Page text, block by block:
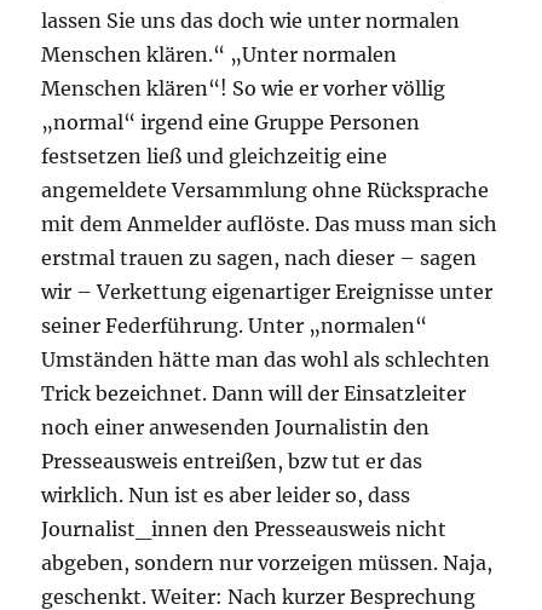
lassen Sie uns das doch wie unter normalen
Menschen klären.“ „Unter normalen
Menschen klären“! So wie er vorher völlig
„normal“ irgend eine Gruppe Personen
festsetzen ließ und gleichzeitig eine
angemeldete Versammlung ohne Rücksprache
mit dem Anmelder auflöste. Das muss man sich
erstmal trauen zu sagen, nach dieser – sagen
wir – Verkettung eigenartiger Ereignisse unter
seiner Federführung. Unter „normalen“
Umständen hätte man das wohl als schlechten
Trick bezeichnet. Dann will der Einsatzleiter
noch einer anwesenden Journalistin den
Presseausweis entreißen, bzw tut er das
wirklich. Nun ist es aber leider so, dass
Journalist_innen den Presseausweis nicht
abgeben, sondern nur vorzeigen müssen. Naja,
geschenkt. Weiter: Nach kurzer Besprechung